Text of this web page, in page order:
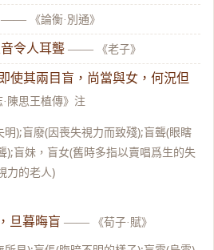
—— 《論衡·別通》
令人耳聾 —— 《老子》
使其兩目盲，尚當與女，何況但
·陳思王植傳》注
明);盲廢(因喪失視力而致殘);盲聾(眼瞎
);盲妹，盲女(舊時多指以賣唱爲生的失
力的老人)
旦暮晦盲 —— 《荀子·賦》